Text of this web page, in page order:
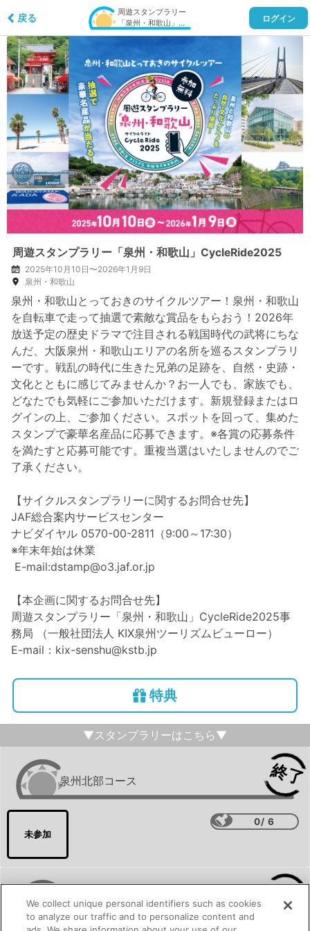
戻る
周遊スタンプラリー
「泉州・和歌山」
CycleRide2025
ログイン
周遊スタンプラリー「泉州・和歌山」CycleRide2025
2025年10月10日〜2026年1月9日
泉州・和歌山
泉州・和歌山とっておきのサイクルツアー！泉州・和歌山
を自転車で走って抽選で素敵な賞品をもらおう！2026年
放送予定の歴史ドラマで注目される戦国時代の武将にちな
んだ、大阪泉州・和歌山エリアの名所を巡るスタンプラリ
ーです。戦乱の時代に生きた兄弟の足跡を、自然・史跡・
文化とともに感じてみませんか？お一人でも、家族でも、
どなたでも気軽にご参加いただけます。新規登録またはロ
グインの上、ご参加ください。スポットを回って、集めた
スタンプで豪華名産品に応募できます。※各賞の応募条件
を満たすと応募可能です。重複当選はいたしませんのでご
了承ください。
【サイクルスタンプラリーに関するお問合せ先】
JAF総合案内サービスセンター
ナビダイヤル 0570-00-2811（9:00～17:30）
※年末年始は休業
【本企画に関するお問合せ先】
周遊スタンプラリー「泉州・和歌山」CycleRide2025事
務局 （一般社団法人 KIX泉州ツーリズムビューロー）
E-mail：kix-senshu@kstb.jp
特典
▼スタンプラリーはこちら▼
泉州北部コース 終了
未参加
0/6
泉州南部コース 終了
We collect unique personal identifiers such as cookies
to analyze our traffic and to personalize content and